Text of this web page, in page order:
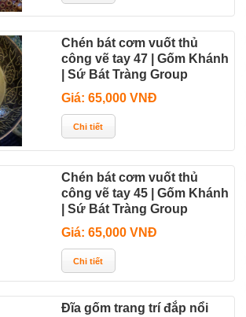
Chén bát cơm vuốt thủ
công vẽ tay 47 | Gốm Khánh
| Sứ Bát Tràng Group
Giá: 65,000 VNĐ
Chén bát cơm vuốt thủ
công vẽ tay 45 | Gốm Khánh
| Sứ Bát Tràng Group
Giá: 65,000 VNĐ
Đĩa gốm trang trí đắp nổi